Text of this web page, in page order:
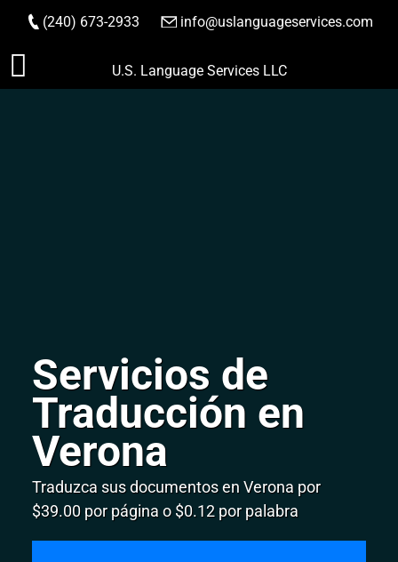
Saltar
(240) 673-2933 info@uslanguageservices.com
HACER PEDIDO
U.S. Language Services LLC
Servicios de
Traducción en
Verona
Traduzca sus documentos en Verona por
$39.00 por página o $0.12 por palabra